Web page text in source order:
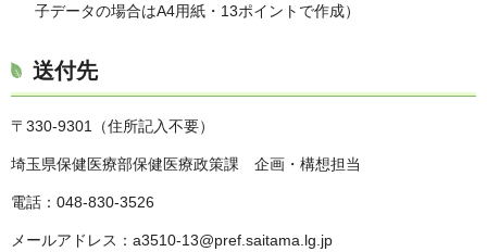
子データの場合はA4用紙・13ポイントで作成）
送付先
〒330-9301（住所記入不要）
埼玉県保健医療部保健医療政策課 企画・構想担当
電話：048-830-3526
メールアドレス：a3510-13@pref.saitama.lg.jp